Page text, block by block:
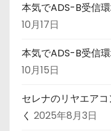
本気でADS-B受信
10月17日
本気でADS-B受信
10月15日
セレナのリヤエア
く 2025年8月3日